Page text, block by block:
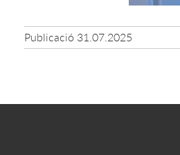
Publicació 31.07.2025